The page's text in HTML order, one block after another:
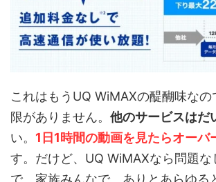
これはもうUQ WiMAXの醍醐味なの
限がありません。 他のサービスはだ
い。 1日1時間の動画を見たらオーバ
す。だけど、UQ WiMAXなら問題な
で、家族みんなで、ありとあらゆる